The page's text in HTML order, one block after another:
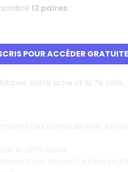
POUR ACCÉDER
12 paires:
Entre la 1re et la 7e